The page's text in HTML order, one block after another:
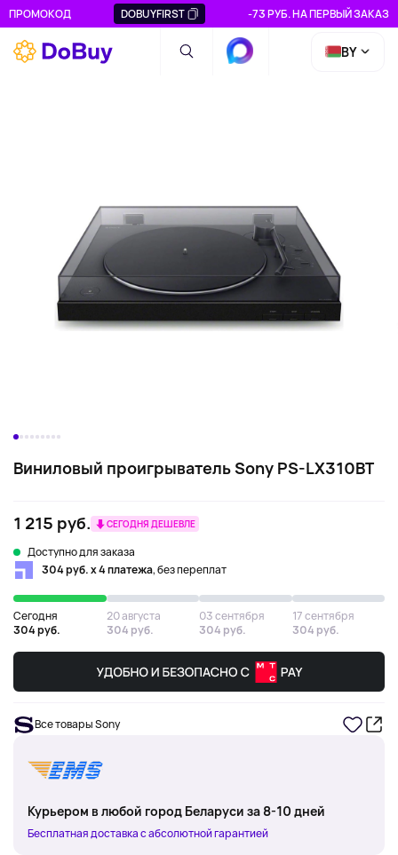
ПРОМОКОД DOBUYFIRST -73 РУБ. НА ПЕРВЫЙ ЗАКАЗ
BY
Виниловый проигрыватель Sony PS-LX310BT
1 215 руб. СЕГОДНЯ ДЕШЕВЛЕ
Доступно для заказа
304 руб. х 4 платежа, без переплат
Сегодня
304 руб.
20 августа
304 руб.
03 сентября
304 руб.
17 сентября
304 руб.
Все товары Sony
Курьером в любой город Беларуси за 8-10 дней
Бесплатная доставка с абсолютной гарантией